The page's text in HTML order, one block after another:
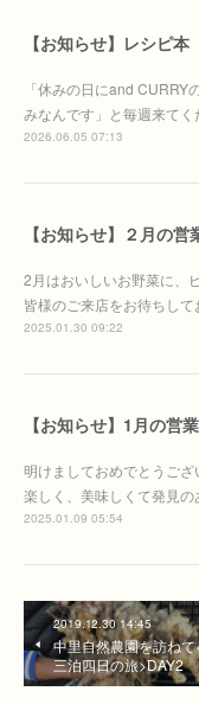
「休みの日にand CURRY
みなんです」と毎週来て
2026.06.05 07:13
【お知らせ】２月の営
2月はおいしいお野菜に、
皆様のご来店をお待ちし
2025.01.30 09:22
【お知らせ】1月の営
明けましておめでとうご
楽しく、美味しくて発見
2025.01.09 05:54
2019.12.30 14:45
中里自然農園を訪ね
三泊四日の旅>DAY2